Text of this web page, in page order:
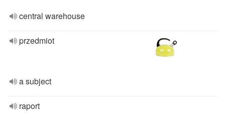
central warehouse
przedmiot
a subject
raport